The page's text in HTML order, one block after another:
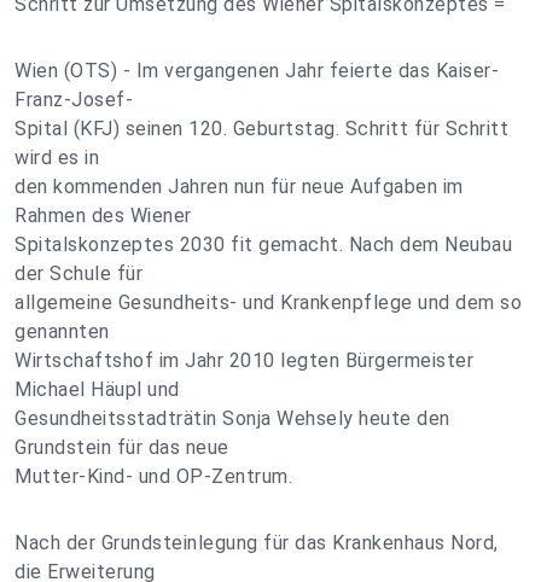
Wien (OTS) - Im vergangenen Jahr feierte das Kaiser-
Franz-Josef-
Spital (KFJ) seinen 120. Geburtstag. Schritt für Schritt
wird es in
den kommenden Jahren nun für neue Aufgaben im
Rahmen des Wiener
Spitalskonzeptes 2030 fit gemacht. Nach dem Neubau
der Schule für
allgemeine Gesundheits- und Krankenpflege und dem so
genannten
Wirtschaftshof im Jahr 2010 legten Bürgermeister
Michael Häupl und
Gesundheitsstadträtin Sonja Wehsely heute den
Grundstein für das neue
Mutter-Kind- und OP-Zentrum.
Nach der Grundsteinlegung für das Krankenhaus Nord,
die Erweiterung